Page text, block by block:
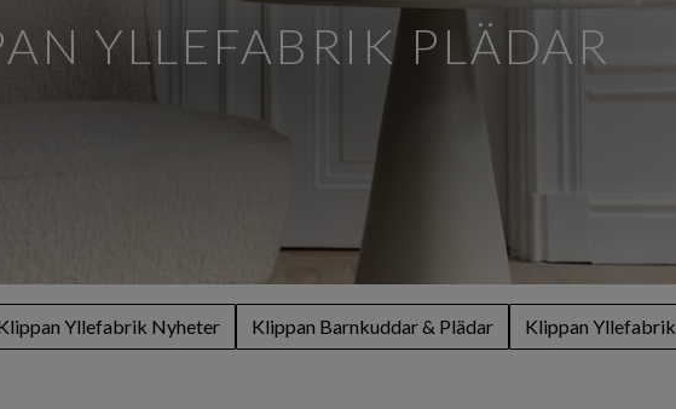
YLLEFABRIK PLÄDAR
Yllefabrik Nyheter Klippan Barnkuddar & Plädar Klippan Yllefabrik